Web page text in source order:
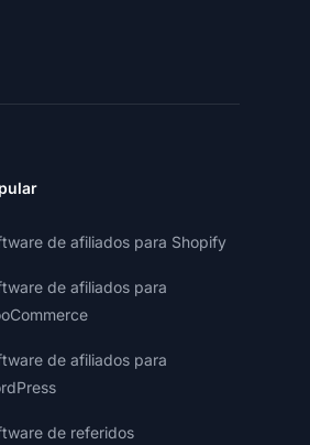
de afiliados para Shopify
de afiliados para
de afiliados para
de referidos